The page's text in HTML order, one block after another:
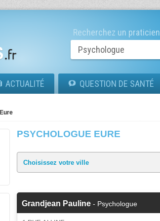
Recherchez un praticien
ACTUALITÉ QUESTION DE SANTÉ
Eure
PSYCHOLOGUE EURE
Grandjean Pauline - Psychologue
Cette fiche est la propriété